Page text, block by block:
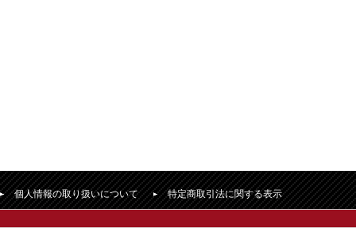
個人情報の取り扱いについて 特定商取引法に関する表示